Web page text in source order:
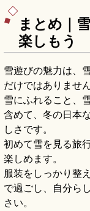
まとめ｜
楽しもう
雪遊びの魅力は、
だけではありません
雪にふれること、
含めて、冬の日本
しさです。
初めて雪を見る旅
楽しめます。
服装をしっかり整
で過ごし、自分ら
さい。